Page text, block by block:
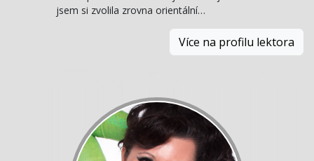
jsem si zvolila zrovna orientální…
Více na profilu lektora